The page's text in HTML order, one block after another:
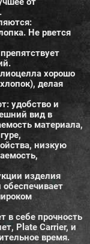
Не рвется
хорошо
делая
удобство и
вид в
материала,
низкую
изделия
обеспечивает
в себе прочность
Plate Carrier, и
время.